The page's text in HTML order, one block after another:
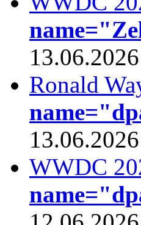
13.06.2026
Ronald
13.06.2026
WWDC